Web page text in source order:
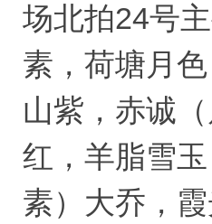
场北拍24号
素，荷塘月
山紫，赤诚
红，羊脂雪
素）大乔，